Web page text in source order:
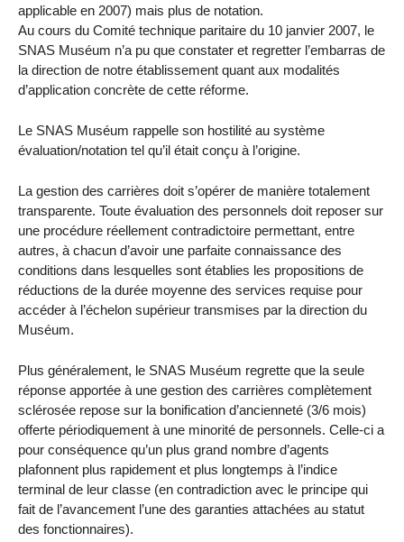
applicable en 2007) mais plus de notation.
Au cours du Comité technique paritaire du 10 janvier 2007, le
SNAS Muséum n’a pu que constater et regretter l’embarras de
la direction de notre établissement quant aux modalités
d’application concrète de cette réforme.
Le SNAS Muséum rappelle son hostilité au système
évaluation/notation tel qu’il était conçu à l’origine.
La gestion des carrières doit s’opérer de manière totalement
transparente. Toute évaluation des personnels doit reposer sur
une procédure réellement contradictoire permettant, entre
autres, à chacun d’avoir une parfaite connaissance des
conditions dans lesquelles sont établies les propositions de
réductions de la durée moyenne des services requise pour
accéder à l’échelon supérieur transmises par la direction du
Muséum.
Plus généralement, le SNAS Muséum regrette que la seule
réponse apportée à une gestion des carrières complètement
sclérosée repose sur la bonification d’ancienneté (3/6 mois)
offerte périodiquement à une minorité de personnels. Celle-ci a
pour conséquence qu’un plus grand nombre d’agents
plafonnent plus rapidement et plus longtemps à l’indice
terminal de leur classe (en contradiction avec le principe qui
fait de l’avancement l’une des garanties attachées au statut
des fonctionnaires).